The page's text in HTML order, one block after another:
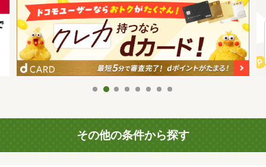
その他の条件から探す